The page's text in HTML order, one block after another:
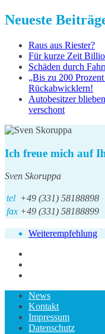
Neueste
Raus aus Riester?
Für kurze Zeit
Schäden durch
„Bis zu 200
Rückabwicklern!
Autobesitzer
verschont
Ich freue mich auf
Sven Skoruppa
tel +49 (331) 58188898
fax +49 (331) 58188899
Weiterempfehlung
News
Kontakt
Impressum
Datenschutz